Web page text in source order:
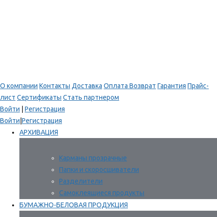
О компании Контакты Доставка Оплата Возврат Гарантия Прайс-
лист Сертификаты Стать партнером
Войти
Регистрация
Войти Регистрация
АРХИВАЦИЯ
Карманы прозрачные
Папки и скоросшиватели
Разделители
Самоклеящиеся продукты
БУМАЖНО-БЕЛОВАЯ ПРОДУКЦИЯ